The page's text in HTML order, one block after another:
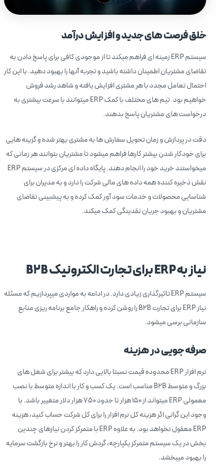
خلق فرصت های جدید و افزایش درآمد
سیستم ERP زمینه ای فراهم میکند تا از موجودی کافی برای پاسخ دادن به
تقاضای مشتریان اطمینان داشته باشید و تجربه آنها را بهبود دهید. با این کار
احتمال تعامل مجدد با هر مشتری افزایش یافته و شاهد رشد فروش
خواهیم بود. تیم های مختلف با کمک ERP میتوانند با سرعت بیشتری به
درخواست های مشتریان پاسخ بدهند.
دقت در پردازش و زمان تحویل سفارش ها به مشتری بهتر شده و گزینه هایی
برای خودکار شدن بیشتر کارها فراهم میشود تا مشتریان بتوانند هر زمانی که
میخواستند خرید خود را انجام دهند. پایگاه داده ای مرکزی در سیستم ERP
نقش ذخیره کننده همه داده های مالی شرکت را دارد و به مدیران برای
شناسایی محصولات و خدمات سود آور کمک کرده و به پیشبینی تقاضای
مشتریان و بهبود جریان نقدینگی کمک میکند.
نیاز بهERPبرای تجارت الکترونیکB2B
سیستم ERP تاثیرگذاری زیادی دارد. در ادامه به مواردی میپردازیم که مسئله
نیاز ERP برای تجارت B2B را روشن کرده و راهکار جامع برنامه ریزی منابع
سازمانی برسی میشود.
صرفه جویی در هزینه
نرم افزار ERP محدوده قیمت نسبتا بالایی دارد که بیشتر برای شغل های
بزرگ و متوسط B2B مناسب است. یک کسب و کار با اندازه متوسط با نصب
معمولی ERP میتواند از ۱۵۰ هزار تا حدود ۷۵۰ هزار دلار متغییر باشد. با
وجود این گرانی اگر هزینه کل نرم افزار را برای کل شرکت حساب کنید، هزینه
ERP معقول نخواهد بود. به علاوه ERP با متمرکز کردن نیازهای چندین
بخش در یک سیستم متمرکز یکپارچه، گردش کار را بهتر و نرخ بازگشت سرمایه
را بهبود میبخشد.